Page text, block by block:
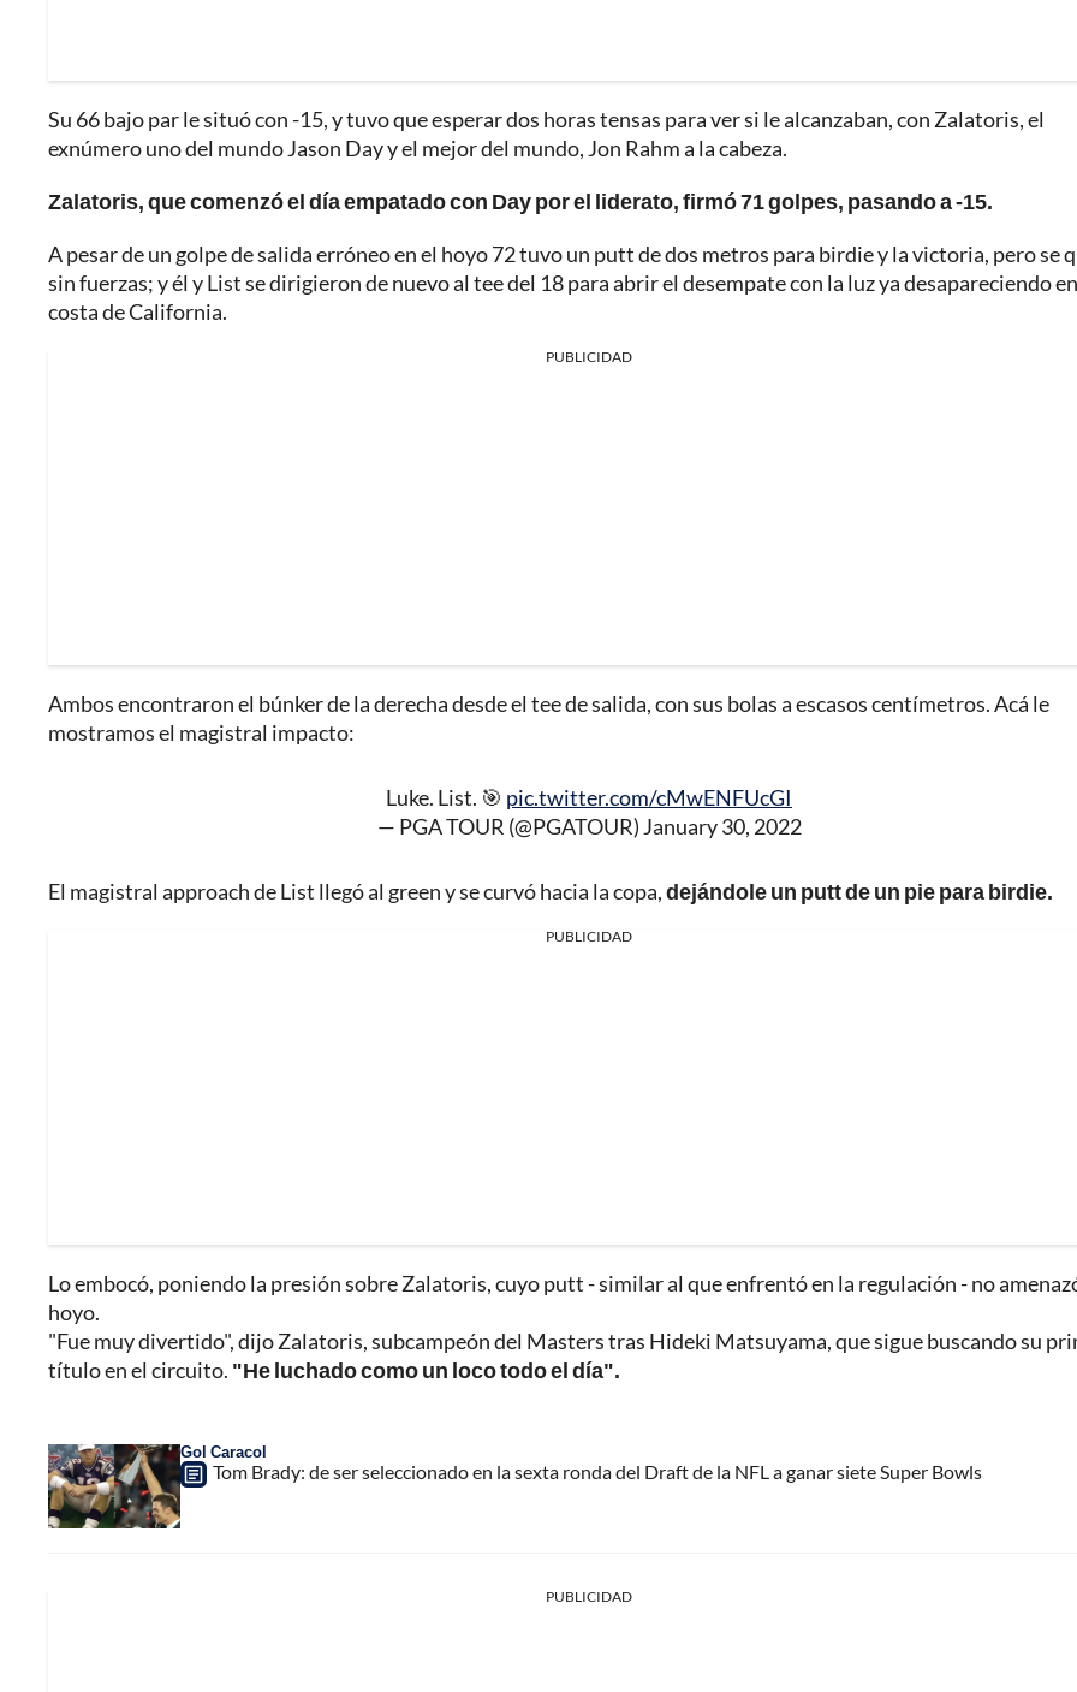
Su 66 bajo par le situó con -15, y tuvo que esperar dos horas tensas para ver si le alcanzaban, con Zalatoris, el
exnúmero uno del mundo Jason Day y el mejor del mundo, Jon Rahm a la cabeza.
Zalatoris, que comenzó el día empatado con Day por el liderato, firmó 71 golpes, pasando a -15.
A pesar de un golpe de salida erróneo en el hoyo 72 tuvo un putt de dos metros para birdie y la victoria, pero se
sin fuerzas; y él y List se dirigieron de nuevo al tee del 18 para abrir el desempate con la luz ya desapareciendo
costa de California.
PUBLICIDAD
Ambos encontraron el búnker de la derecha desde el tee de salida, con sus bolas a escasos centímetros. Acá le
mostramos el magistral impacto:
Luke. List. 🎯 pic.twitter.com/cMwENFUcGI
— PGA TOUR (@PGATOUR) January 30, 2022
El magistral approach de List llegó al green y se curvó hacia la copa,dejándole un putt de un pie para birdie.
PUBLICIDAD
Lo embocó, poniendo la presión sobre Zalatoris, cuyo putt - similar al que enfrentó en la regulación - no
hoyo.
"Fue muy divertido", dijo Zalatoris, subcampeón del Masters tras Hideki Matsuyama, que sigue buscando su
título en el circuito. "He luchado como un loco todo el día".
Gol Caracol
Tom Brady: de ser seleccionado en la sexta ronda del Draft de la NFL a ganar siete Super Bowls
PUBLICIDAD